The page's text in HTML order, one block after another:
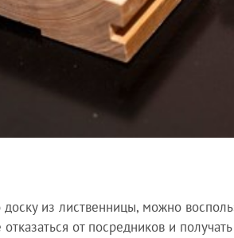
из лиственницы, можно
от посредников и